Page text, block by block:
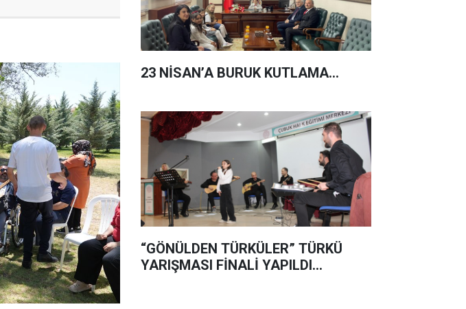
23 NİSAN’A BURUK KUTLAMA...
“GÖNÜLDEN TÜRKÜLER” TÜRKÜ
YARIŞMASI FİNALİ YAPILDI…